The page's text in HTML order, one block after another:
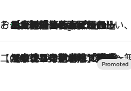
そおだよおこの関西おいしい、おやつ紀行8 Hours Ago
［大阪府箕面市］一皿一皿目の前で仕上げられる、料理を巧みに組み込んだアシェットデセールコース「ミチル アシェット デセール（Michiru assiette dessert）」
【CREA×星野リゾート】唯一無二。癒しと発見が待つ場所へ
2026.8.7
【トンボの足水浴】ヒノキの香りに包まれて涼感マックス！約13℃の湧水かけ流しを避暑地「星野温泉 トンボの湯」で体験